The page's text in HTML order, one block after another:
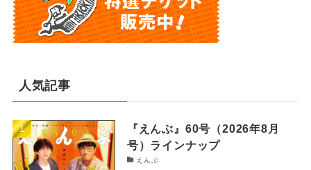
人気記事
『えんぶ』60号（2026年8月
号）ラインナップ
えんぶ